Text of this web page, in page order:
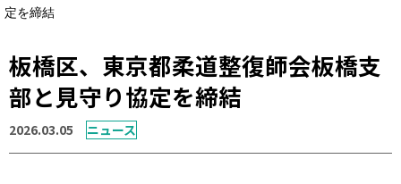
特集
国家試験対策
学会・セミナー情報
定を締結
板橋区、東京都柔道整復師会板橋支
部と見守り協定を締結
2026.03.05 ニュース